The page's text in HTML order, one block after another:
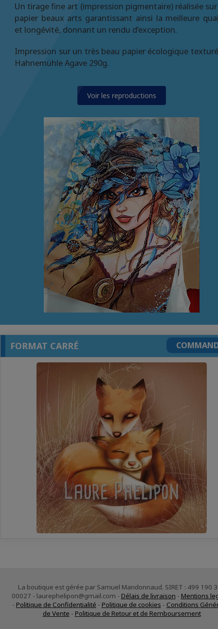
Un tirage fine art (impression pigmentaire) réalisée
papier beaux arts garantissant ainsi la meilleure
et longévité, donnant un rendu d’exception.
Impression sur un très beau papier écologique
Hahnemühle Agave 290g.
Voir les reproductions
FORMAT CARRÉ
La boutique est gérée par Samuel Mandonnaud. SIRET : 499 190
00027 - laurephelipon@gmail.com - Délais de livraison - Mentions
- Politique de Confidentialité - Politique de cookies - Conditions
de Vente - Politique de Retour et de Remboursement